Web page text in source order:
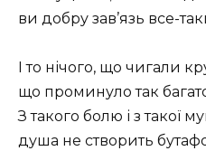
ви добру зав’язь все-
І то нічого, що чигали
що проминуло так багато
З такого болю і з такої
душа не створить